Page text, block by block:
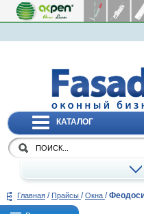
КАТАЛОГ
Главная / Прайсы / Окна /